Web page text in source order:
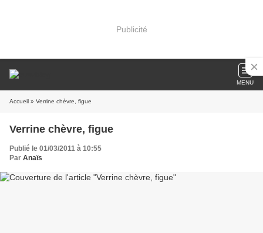
Publicité
MENU
Accueil » Verrine chèvre, figue
Verrine chèvre, figue
Publié le 01/03/2011 à 10:55
Par Anaïs